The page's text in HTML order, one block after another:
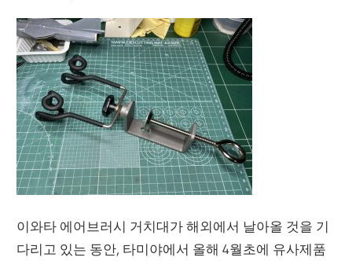
이와타 에어브러시 거치대가 해외에서 날아올 것을 기
다리고 있는 동안, 타미야에서 올해 4월초에 유사제품